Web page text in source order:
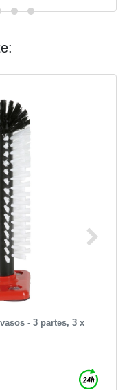
- 3 partes, 3 x